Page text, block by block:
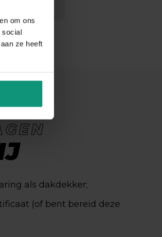
om ons
social
ze heeft
als dakdekker;
(of bent bereid deze